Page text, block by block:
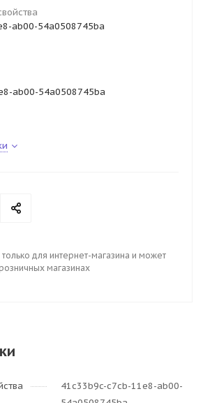
ab00-54a0508745ba
ab00-54a0508745ba
для интернет-магазина и может
магазинах
41c33b9c-c7cb-11e8-ab00-